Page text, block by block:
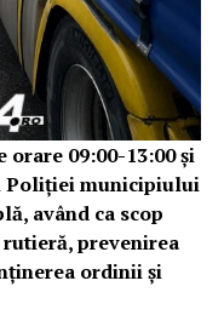
09:00-13:00 și
Poliției municipiului
având ca scop
prevenirea
ordinii și